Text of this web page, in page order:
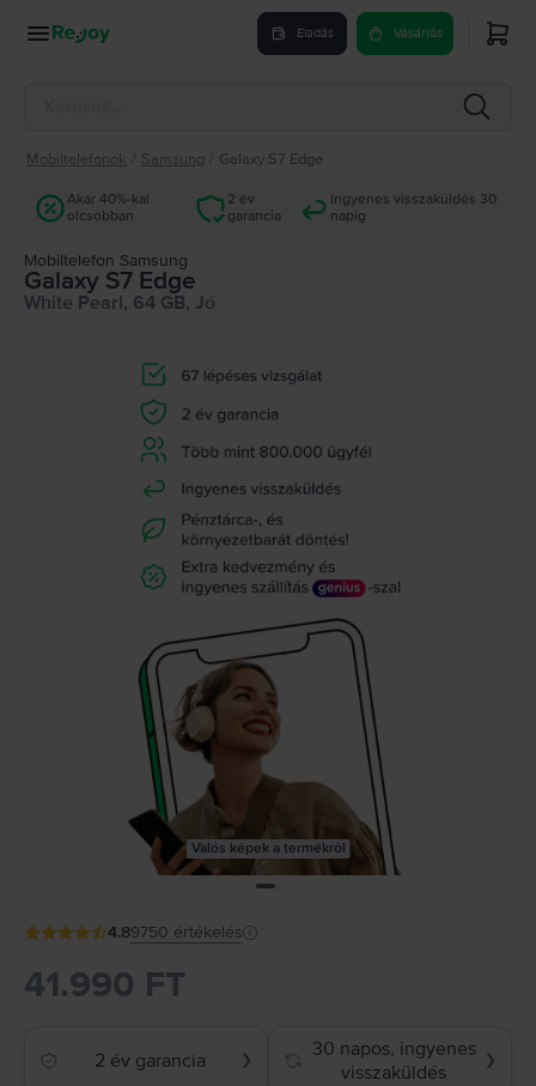
Eladás Vásárlás
Mobiltelefonok Samsung Galaxy S7 Edge
Akár 40%-kal
olcsóbban
2 év
garancia
Ingyenes visszaküldés 30
napig
Mobiltelefon Samsung
Galaxy S7 Edge
White Pearl, 64 GB, Jó
Valós képek a termékről
4.89750 értékelés
41.990 FT
2 év garancia ❯
30 napos, ingyenes
visszaküldés
❯